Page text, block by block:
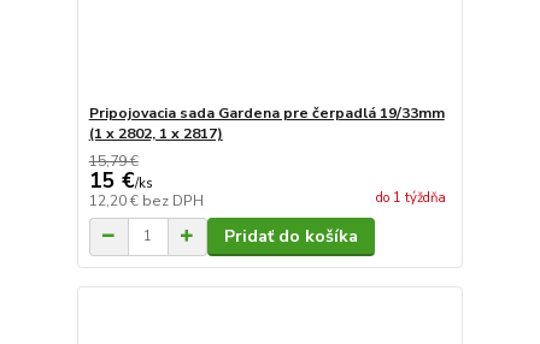
Pripojovacia sada Gardena pre čerpadlá 19/33mm
(1 x 2802, 1 x 2817)
15,79 €
15 €/ks
12,20 € bez DPH do 1 týždňa
Pridať do košíka